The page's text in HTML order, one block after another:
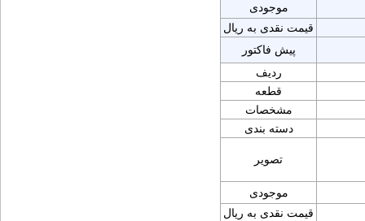
موجودی
قیمت نقدی به ریال
پیش فاکتور
ردیف
قطعه
مشخصات
دسته بندی
تصویر
موجودی
قیمت نقدی به ریال